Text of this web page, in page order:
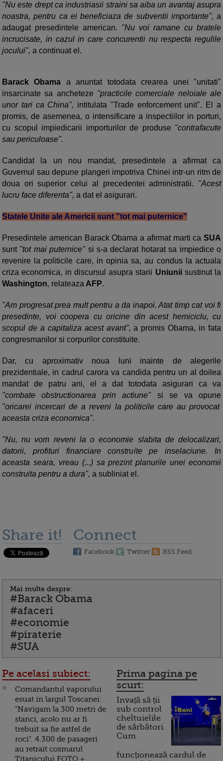
"Nu este drept ca industriasii straini sa aiba un avantaj asupra
noastra, pentru ca ei beneficiaza de subventii importante", a
adaugat presedintele american. "Nu voi ramane cu bratele
incrucisate, in cazul in care concurentii nu respecta regulile
jocului", a continuat el.
Barack Obama a anuntat totodata crearea unei "unitati"
insarcinate sa ancheteze "practicile comerciale neloiale ale
unor tari ca China", intitulata "Trade enforcement unit". El a
promis, de asemenea, o intensificare a inspectiilor in porturi,
cu scopul impiedicarii importurilor de produse "contrafacute
sau periculoase".
Candidat la un nou mandat, presedintele a afirmat ca
Guvernul sau depune plangeri impotriva Chinei intr-un ritm de
doua ori superior celui al precedentei administratii. "Acest
lucru face diferenta", a dat el asigurari.
Statele Unite ale Americii sunt "tot mai puternice"
Presedintele american Barack Obama a afirmat marti ca SUA
sunt "tot mai puternice" si s-a declarat hotarat sa impiedice o
revenire la politicile care, in opinia sa, au condus la actuala
criza economica, in discursul asupra starii Uniuniisustinut la
Washington, relateaza AFP.
"Am progresat prea mult pentru a da inapoi. Atat timp cat voi fi
presedinte, voi coopera cu oricine din acest hemiciclu, cu
scopul de a capitaliza acest avant", a promis Obama, in fata
congresmanilor si corpurilor constituite.
Dar, cu aproximativ noua luni inainte de alegerile
prezidentiale, in cadrul carora va candida pentru un al doilea
mandat de patru ani, el a dat totodata asigurari ca va
"combate obstructionarea prin actiune" si se va opune
"oricarei incercari de a reveni la politicile care au provocat
aceasta criza economica".
"Nu, nu vom reveni la o economie slabita de delocalizari,
datorii, profituri financiare construite pe inselaciune. In
aceasta seara, vreau (...) sa prezint planurile unei economii
construita pentru a dura", a subliniat el.
Share it! Connect
Facebook Twitter RSS Feed
Mai multe despre:
#Barack Obama
#afaceri
#economie
#piraterie
#SUA
Pe acelasi subiect:
Comandantul vaporului
esuat in largul Toscanei:
"Navigam la 300 metri de
stanci, acolo nu ar fi
trebuit sa fie astfel de
roci". 4.300 de pasageri
au retrait cosmarul
Titanicului FOTO +
Prima pagina pe
scurt:
Invață să ții
sub control
cheltuielile
de sărbători.
Cum
funcționează cardul de